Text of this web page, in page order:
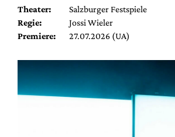
Theater:
Salzburger Festspiele
Regie:
Jossi Wieler
Premiere:
27.07.2026 (UA)